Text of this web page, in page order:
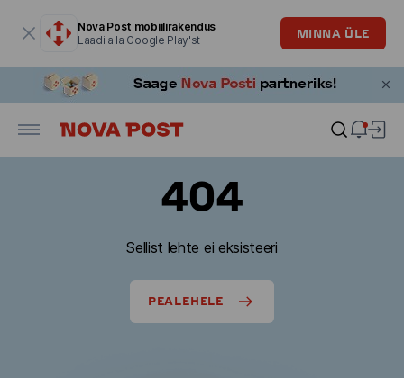
Nova Post mobiilirakendus
Laadi alla Google Play'st
MINNA ÜLE
404
Sellist lehte ei eksisteeri
PEALEHELE